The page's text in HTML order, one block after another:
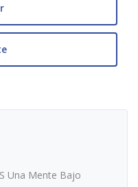
Una Mente Bajo